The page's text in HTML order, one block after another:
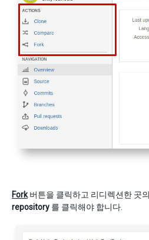
Fork버튼을 클릭하고 리디렉션한 곳
repository 를 클릭해야 합니다.